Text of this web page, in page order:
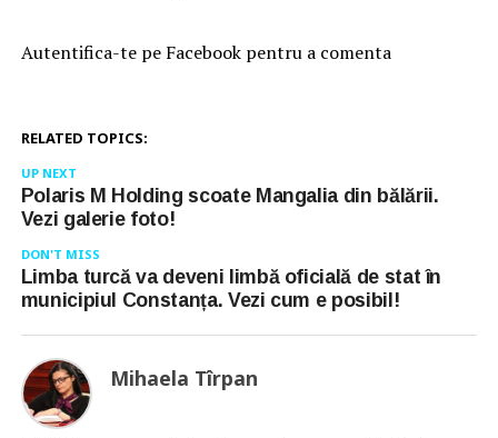
Autentifica-te pe Facebook pentru a comenta
RELATED TOPICS:
UP NEXT
Polaris M Holding scoate Mangalia din bălării.
Vezi galerie foto!
DON'T MISS
Limba turcă va deveni limbă oficială de stat în
municipiul Constanța. Vezi cum e posibil!
Mihaela Tîrpan